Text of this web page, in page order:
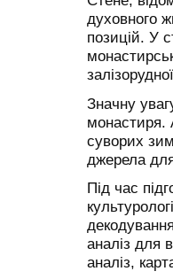
духовного
позицій. У
Значну
монастиря.
суворих
джерела
Під час
аналіз для
аналіз,